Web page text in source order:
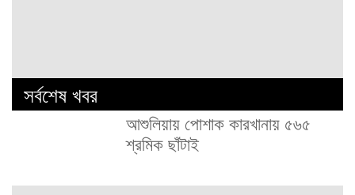
সর্বশেষ খবর
আশুলিয়ায় পোশাক কারখানায় ৫৬৫
শ্রমিক ছাঁটাই